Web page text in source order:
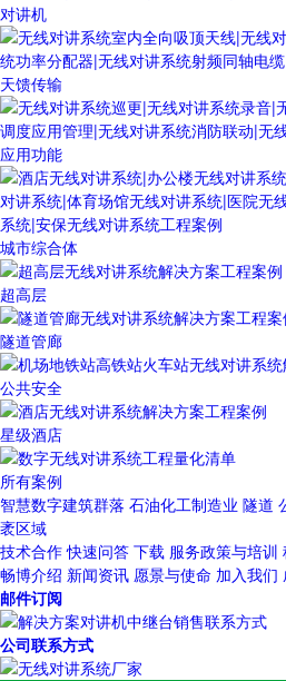
对讲机
天馈传输
应用功能
城市综合体
超高层
隧道管廊
公共安全
星级酒店
所有案例
智慧数字建筑群落 石油化工制造业 隧道
袤区域
技术合作 快速问答 下载 服务政策与培训
畅博介绍 新闻资讯 愿景与使命 加入我们
邮件订阅
公司联系方式